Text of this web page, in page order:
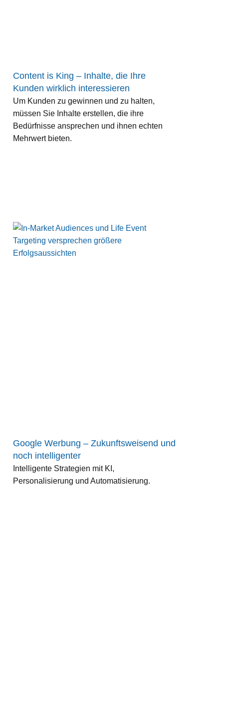
Content is King – Inhalte, die Ihre
Kunden wirklich interessieren
Um Kunden zu gewinnen und zu halten,
müssen Sie Inhalte erstellen, die ihre
Bedürfnisse ansprechen und ihnen echten
Mehrwert bieten.
Google Werbung – Zukunftsweisend und
noch intelligenter
Intelligente Strategien mit KI,
Personalisierung und Automatisierung.